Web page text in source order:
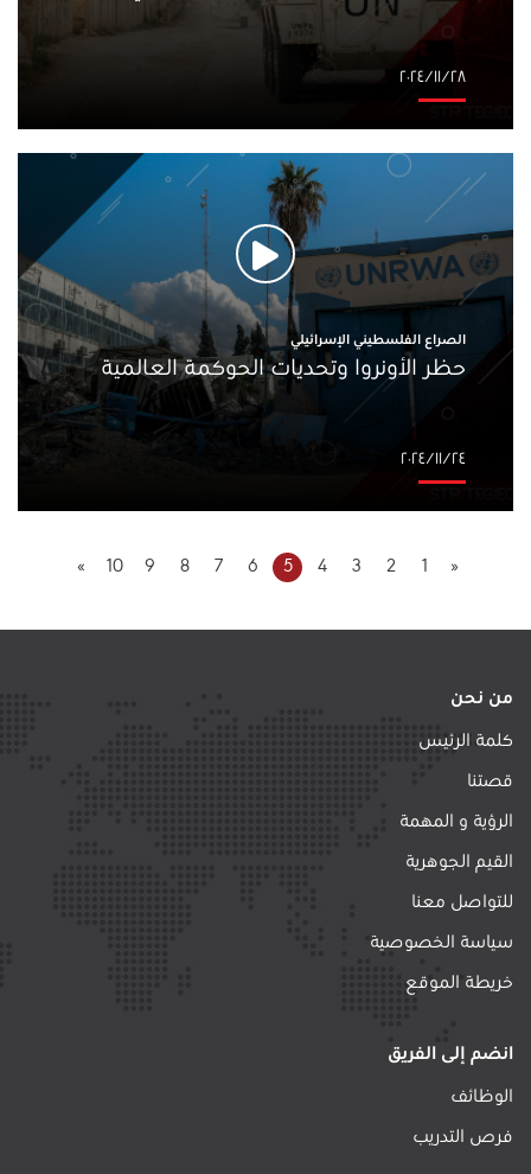
٢٨‏/١١‏/٢٠٢٤
الصراع الفلسطيني الإسرائيلي
حظر الأونروا وتحديات الحوكمة العالمية
٢٤‏/١١‏/٢٠٢٤
«
1
2
3
4
5
6
7
8
9
10
»
من نحن
كلمة الرئيس
قصتنا
الرؤية و المهمة
القيم الجوهرية
للتواصل معنا
سياسة الخصوصية
خريطة الموقع
انضم إلى الفريق
الوظائف
فرص التدريب